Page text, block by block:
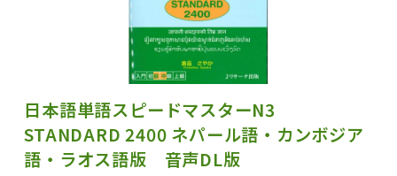
日本語単語スピードマスターN3
STANDARD 2400 ネパール語・カンボジア
語・ラオス語版 音声DL版